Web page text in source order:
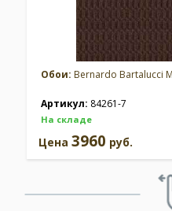
Обои: Bernardo Bartalucci
Артикул: 84261-7
На складе
Цена 3960 руб.